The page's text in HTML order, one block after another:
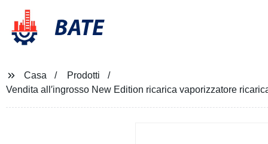
BATE
Casa
Prodotti
Vendita all′ingrosso New Edition ricarica vaporizzatore